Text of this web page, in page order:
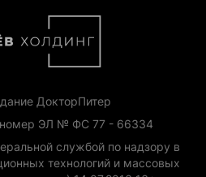
ДокторПитер
номер ЭЛ № ФС 77 - 66334
службой по надзору в
технологий и массовых